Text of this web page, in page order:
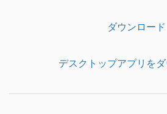
ダウンロード
デスクトップアプリを